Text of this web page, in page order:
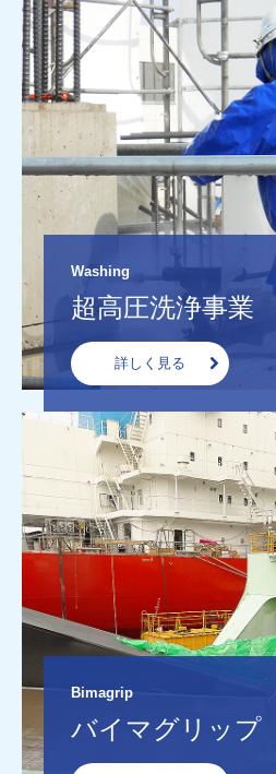
Washing
超高圧洗浄事業
詳しく見る
Bimagrip
バイマグリップ